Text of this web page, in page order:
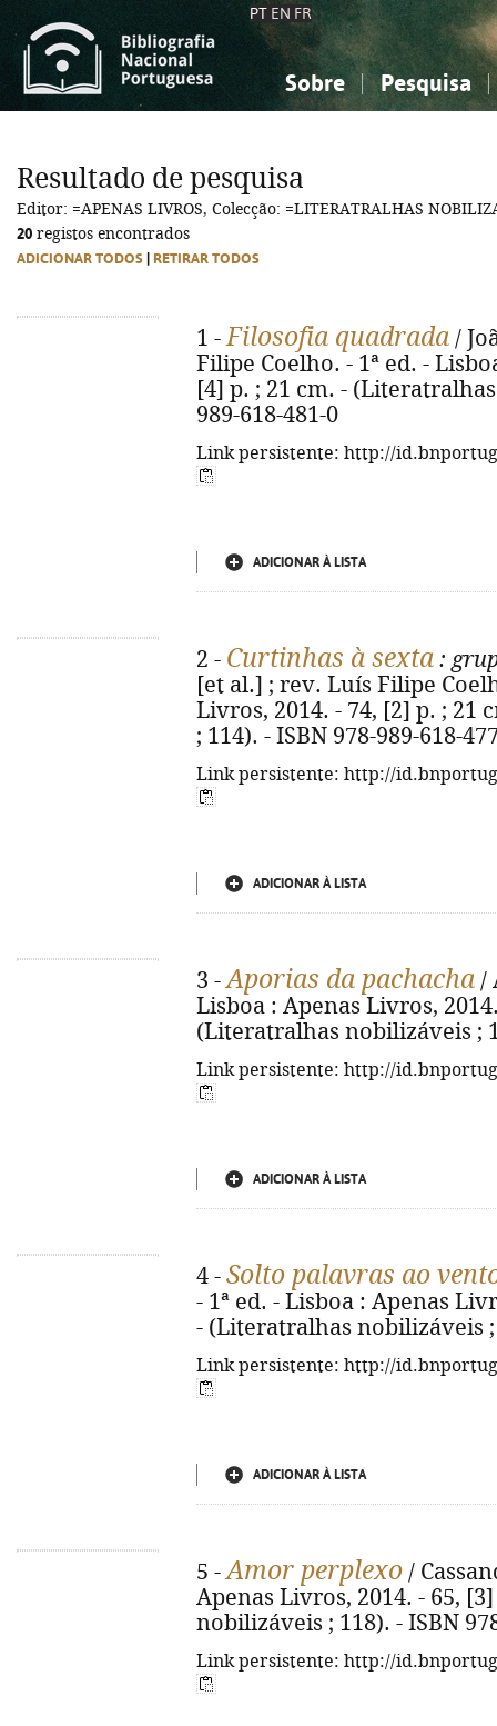
PT EN FR
Sobre Pesquisa
Ciências sociais...
Ciências sociais...
Resultado de pesquisa
Editor: =APENAS LIVROS, Colecção: =LITERATRALHAS
20 registos encontrados
ADICIONAR TODOS RETIRAR TODOS
1 -Filosofia quadrada /
Filipe Coelho. - 1ª ed. -
[4] p. ; 21 cm. -
989-618-481-0
Link persistente: http://
ADICIONAR À LISTA
2 - Curtinhas à sexta :
[et al.] ; rev. Luís Filipe
Livros, 2014. - 74, [2] p. ;
; 114). - ISBN 978-989-618-
Link persistente: http://
ADICIONAR À LISTA
3 -Aporias da pachacha /
Lisboa : Apenas Livros,
(Literatralhas nobilizáveis ;
Link persistente: http://
ADICIONAR À LISTA
4 - Solto palavras ao
- 1ª ed. - Lisboa : Apenas
- (Literatralhas nobilizáveis ;
Link persistente: http://
ADICIONAR À LISTA
5 -Amor perplexo /
Apenas Livros, 2014. - 65,
nobilizáveis ; 118). - ISBN
Link persistente: http://